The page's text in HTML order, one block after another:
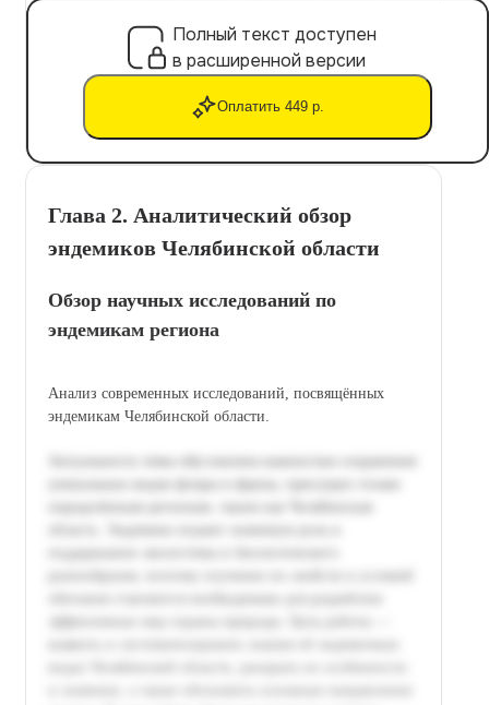
Полный текст доступен
в расширенной версии
Оплатить 449 р.
Глава 2. Аналитический обзор
эндемиков Челябинской области
Обзор научных исследований по
эндемикам региона
Анализ современных исследований, посвящённых
эндемикам Челябинской области.